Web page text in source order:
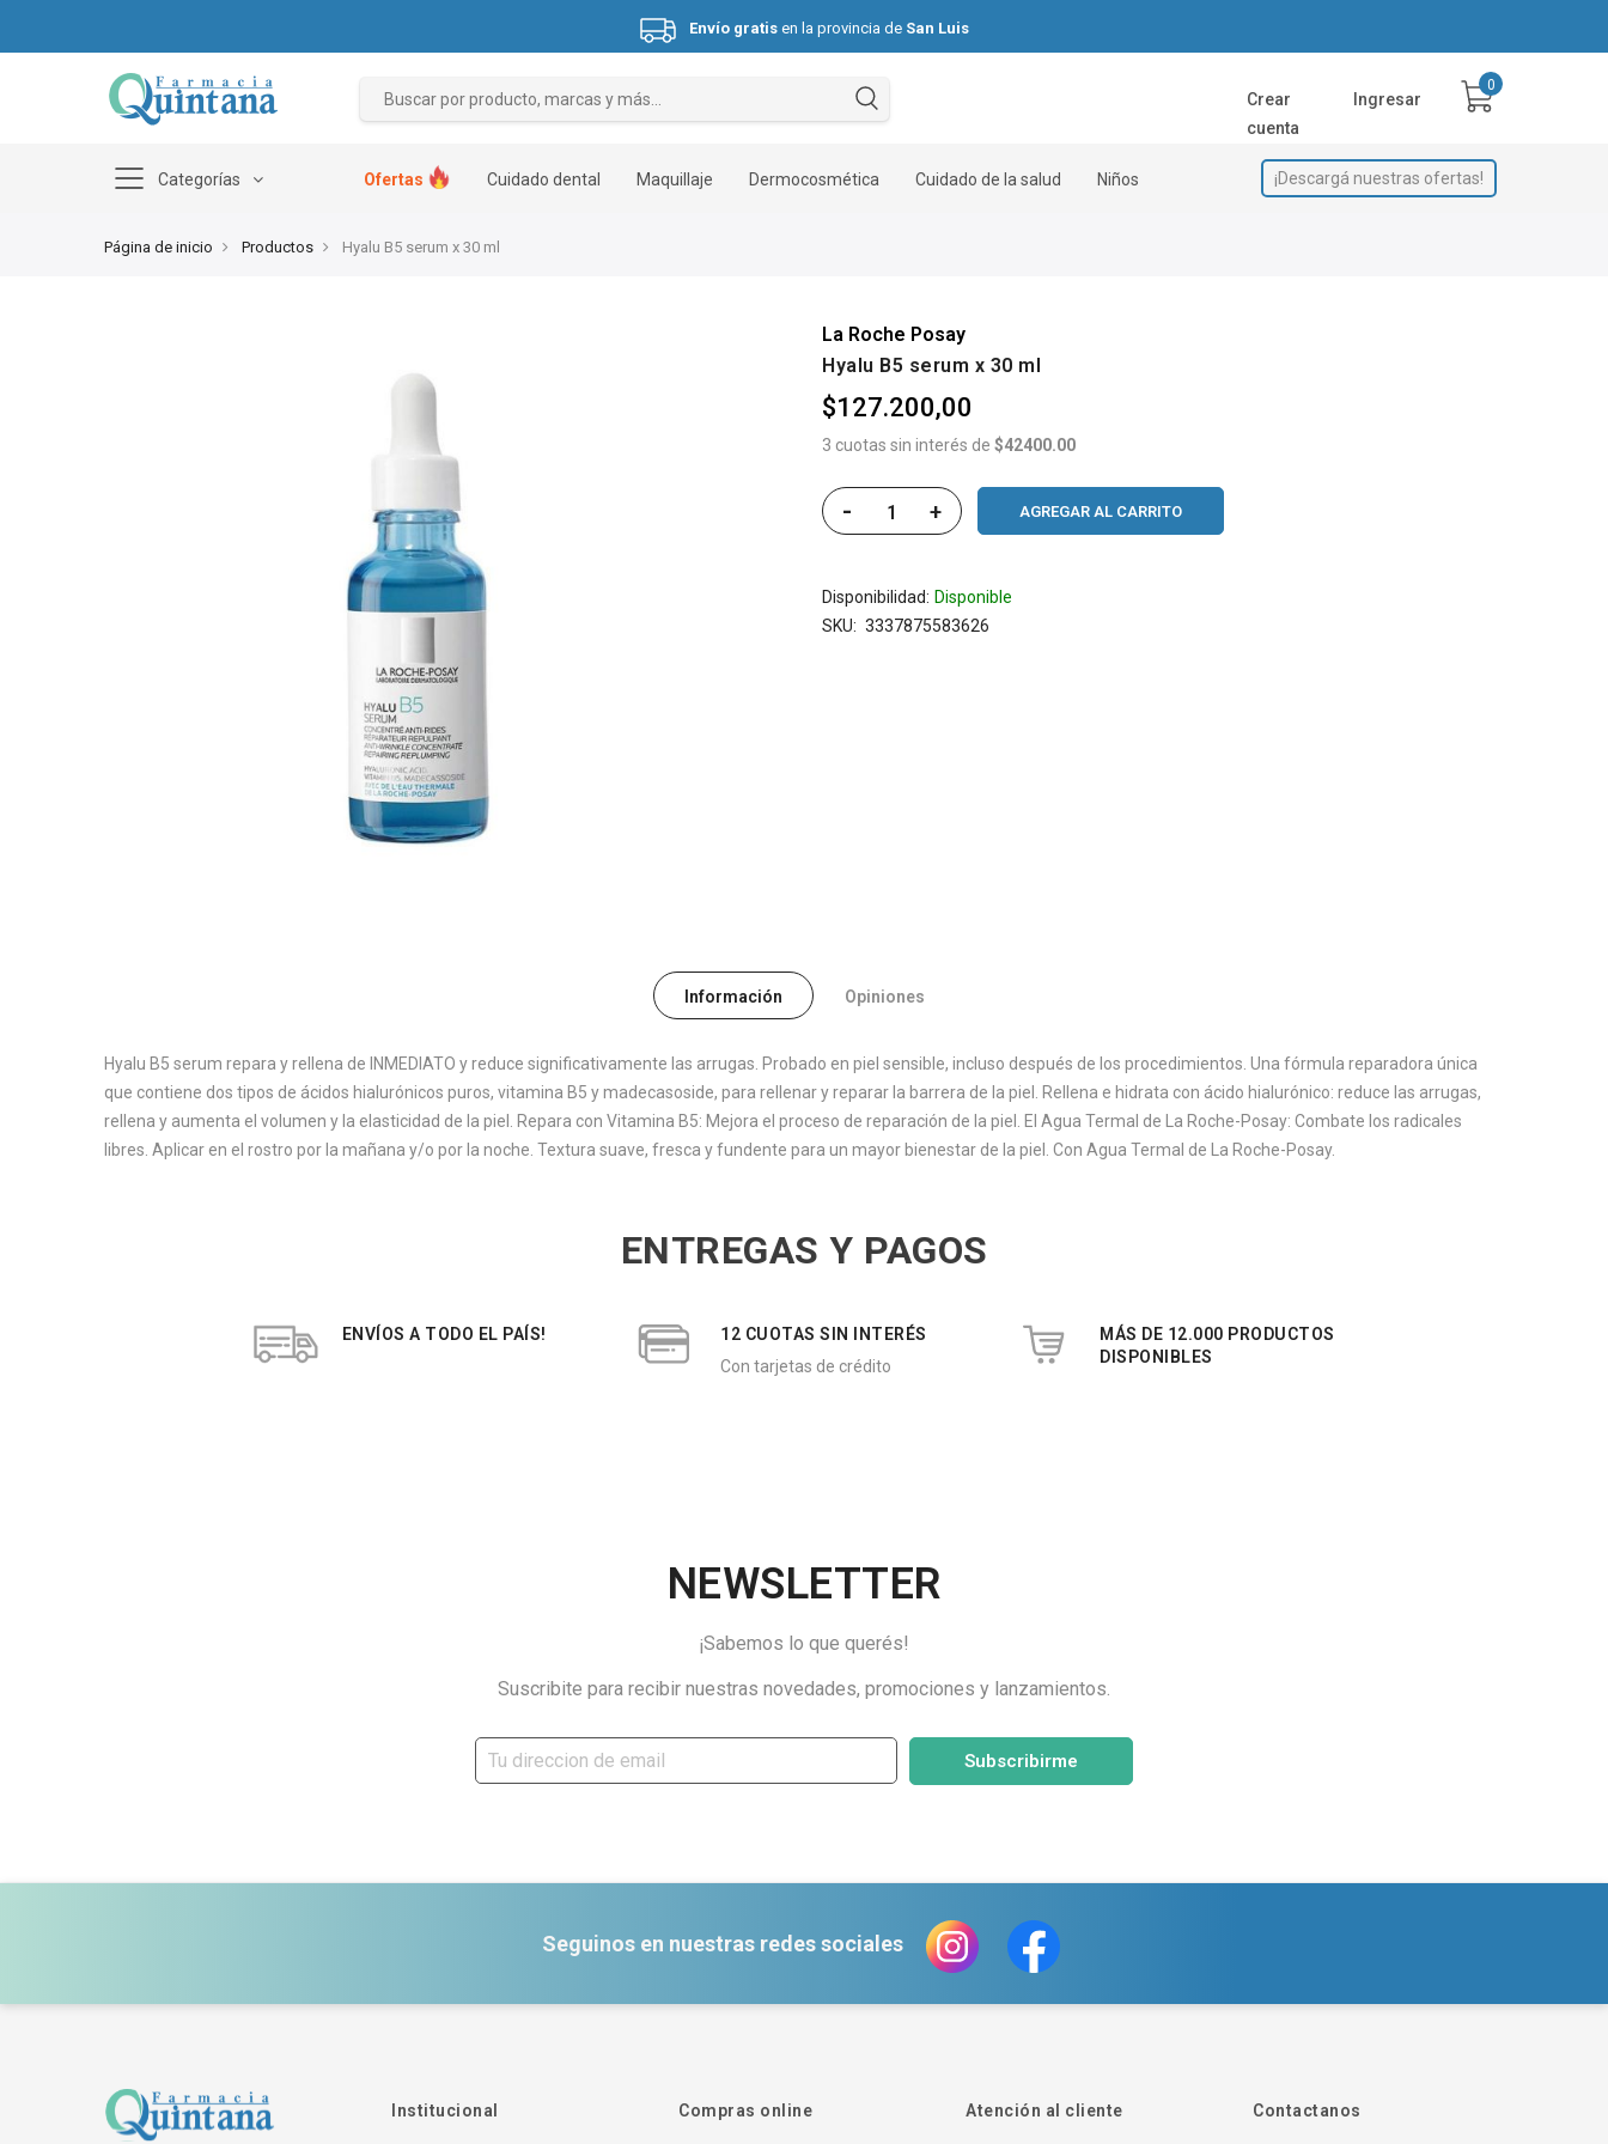
Envío gratis en la provincia de San Luis
Hasta 3 cuotas sin interés.
Crear
cuenta
Ingresar
Categorías Ofertas Cuidado dental Maquillaje Dermocosmética Cuidado de la salud Niños ¡Descargá nuestras ofertas!
Página de inicio Productos Hyalu B5 serum x 30 ml
La Roche Posay
Hyalu B5 serum x 30 ml
$127.200,00
3 cuotas sin interés de $42400.00
- + AGREGAR AL CARRITO
Disponibilidad: Disponible
SKU
3337875583626
Información Opiniones
Hyalu B5 serum repara y rellena de INMEDIATO y reduce significativamente las arrugas. Probado en piel sensible, incluso después de los procedimientos. Una fórmula reparadora única
que contiene dos tipos de ácidos hialurónicos puros, vitamina B5 y madecasoside, para rellenar y reparar la barrera de la piel. Rellena e hidrata con ácido hialurónico: reduce las arrugas,
rellena y aumenta el volumen y la elasticidad de la piel. Repara con Vitamina B5: Mejora el proceso de reparación de la piel. El Agua Termal de La Roche-Posay: Combate los radicales
libres. Aplicar en el rostro por la mañana y/o por la noche. Textura suave, fresca y fundente para un mayor bienestar de la piel. Con Agua Termal de La Roche-Posay.
ENTREGAS Y PAGOS
ENVÍOS A TODO EL PAÍS!
12 CUOTAS SIN INTERÉS
Con tarjetas de crédito
MÁS DE 12.000 PRODUCTOS
DISPONIBLES
NEWSLETTER
¡Sabemos lo que querés!
Suscribite para recibir nuestras novedades, promociones y lanzamientos.
Subscribirme
Seguinos en nuestras redes sociales
Institucional Compras online Atención al cliente Contactanos